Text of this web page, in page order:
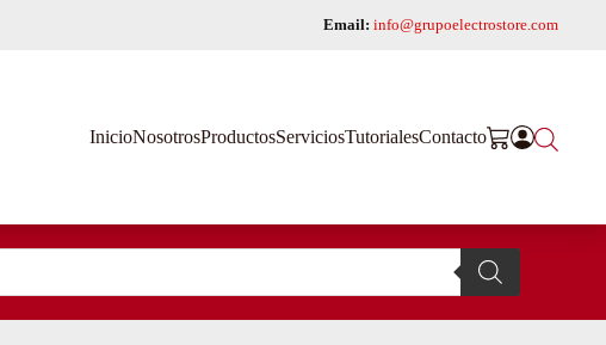
Email: info@grupoelectrostore.com
InicioNosotrosProductosServiciosTutorialesContacto